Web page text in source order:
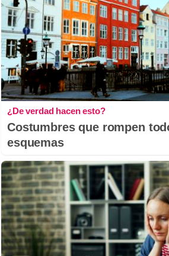
¿De verdad hacen esto?
Costumbres que rompen
esquemas